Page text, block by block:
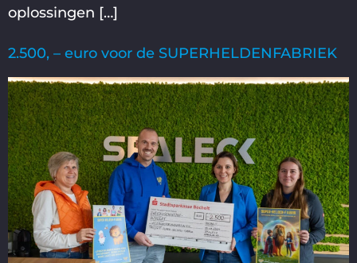
oplossingen […]
2.500, – euro voor de SUPERHELDENFABRIEK